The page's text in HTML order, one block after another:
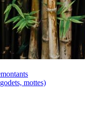
mottes)